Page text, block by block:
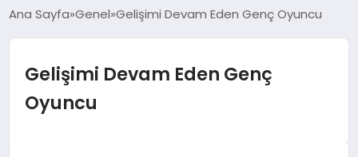
KADIN
SAĞLIK
Ana Sayfa Genel Gelişimi Devam Eden Genç Oyuncu
Gelişimi Devam Eden Genç
Oyuncu